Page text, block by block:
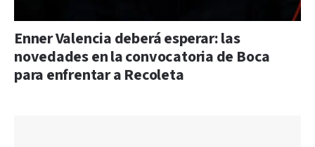
Enner Valencia deberá esperar: las
novedades en la convocatoria de Boca
para enfrentar a Recoleta